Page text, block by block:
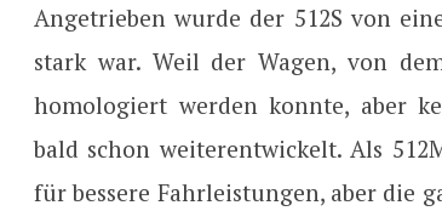
Angetrieben wurde der 512S von
stark war. Weil der Wagen, von
homologiert werden konnte, aber
bald schon weiterentwickelt. Als
für bessere Fahrleistungen, aber die